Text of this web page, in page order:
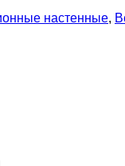
настенные,